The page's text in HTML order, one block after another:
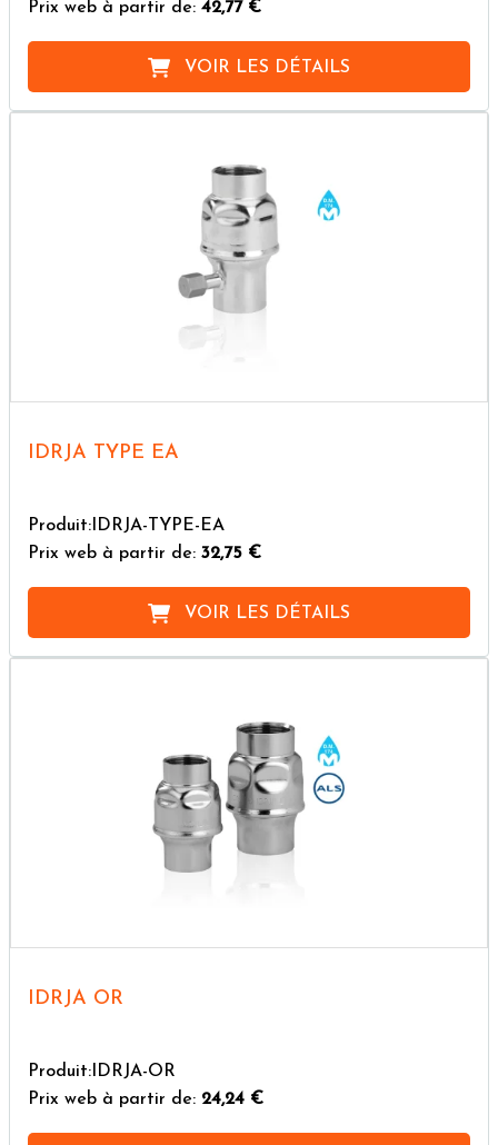
Prix web à partir de: 42,77 €
VOIR LES DÉTAILS
IDRJA TYPE EA
Produit:IDRJA-TYPE-EA
Prix web à partir de: 32,75 €
VOIR LES DÉTAILS
IDRJA OR
Produit:IDRJA-OR
Prix web à partir de: 24,24 €